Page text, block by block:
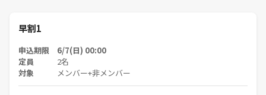
早割1
申込期限 6/7(日) 00:00
定員 2名
対象 メンバー+非メンバー